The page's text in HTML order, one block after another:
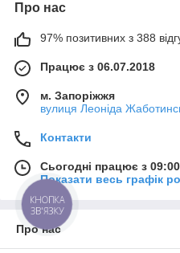
Про нас
97% позитивних з 388
Працює з 06.07.2018
м. Запоріжжя
вулиця Леоніда
Контакти
Сьогодні працює з
Показати весь графік
Про нас
КНОПКА
ЗВ'ЯЗКУ